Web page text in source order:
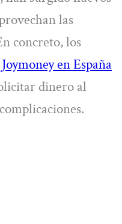
las
concreto, los
Joymoney en España
dinero al